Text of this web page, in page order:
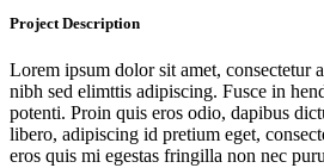
ProjectDescription
Lorem ipsum dolor sit amet, consectetur
nibh sed elimttis adipiscing. Fusce in
potenti. Proin quis eros odio, dapibus
libero, adipiscing id pretium eget,
eros quis mi egestas fringilla non nec